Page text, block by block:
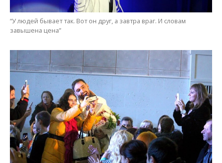
“У людей бывает так. Вот он друг, а завтра враг. И словам
завышена цена”